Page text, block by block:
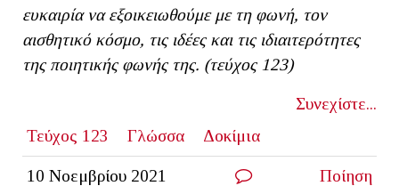
ευκαιρία να εξοικειωθούμε με τη φωνή, τον
αισθητικό κόσμο, τις ιδέες και τις ιδιαιτερότητες
της ποιητικής φωνής της. (τεύχος 123)
Συνεχίστε...
Τεύχος 123
Γλώσσα Δοκίμια
10 Νοεμβρίου 2021 Ποίηση